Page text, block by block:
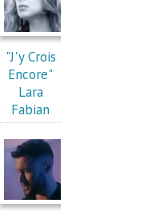
"J'y Crois
Encore"
Lara
Fabian